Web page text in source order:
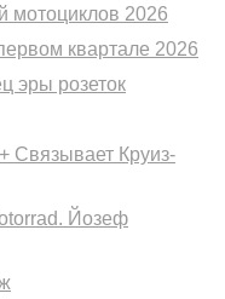
мотоциклов 2026
квартале 2026
эры розеток
Связывает Круиз-
Йозеф